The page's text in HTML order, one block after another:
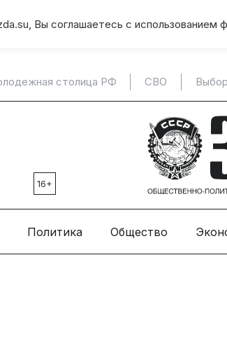
Вы соглашаетесь с использованием
столица РФ СВО
16+
Политика Общество